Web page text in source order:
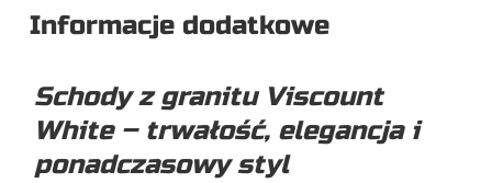
Informacje dodatkowe
Schody z granitu Viscount
White – trwałość, elegancja i
ponadczasowy styl